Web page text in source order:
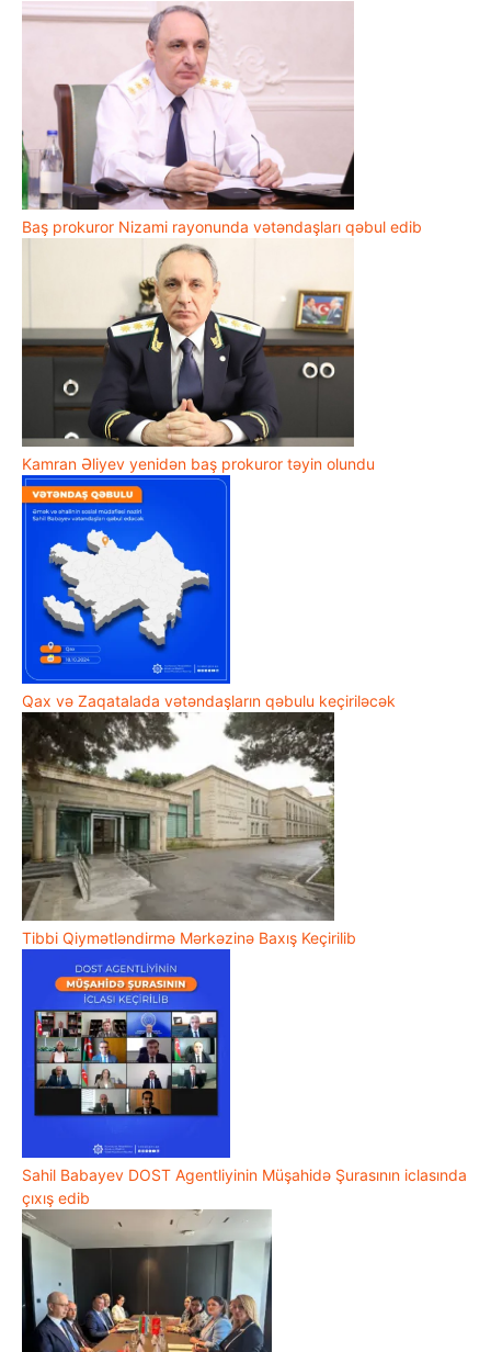
Baş prokuror Nizami rayonunda vətəndaşları qəbul edib
Kamran Əliyev yenidən baş prokuror təyin olundu
Qax və Zaqatalada vətəndaşların qəbulu keçiriləcək
Tibbi Qiymətləndirmə Mərkəzinə Baxış Keçirilib
Sahil Babayev DOST Agentliyinin Müşahidə Şurasının iclasında
çıxış edib